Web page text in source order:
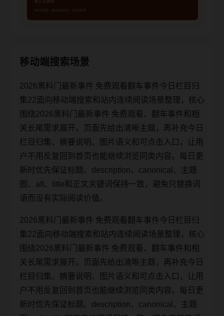
移动端搜索场景
2026黑料门最新事件 免费观看翻车事件今日栏目归
集22面向移动端搜索和站内连续阅读场景整理，核心
围绕2026黑料门最新事件 免费观看、翻车事件和相
关长尾需求展开。页面先给出清晰主题，再补充今日
栏目归集、摘要说明、图片语义和可点击入口，让用
户不用反复回到首页也能继续浏览同类内容。每日更
新时优先保证标题、description、canonical、主题
图、alt、title和正文关键词保持一致，避免只替换词
语而没有实际阅读价值。
2026黑料门最新事件 免费观看翻车事件今日栏目归
集22面向移动端搜索和站内连续阅读场景整理，核心
围绕2026黑料门最新事件 免费观看、翻车事件和相
关长尾需求展开。页面先给出清晰主题，再补充今日
栏目归集、摘要说明、图片语义和可点击入口，让用
户不用反复回到首页也能继续浏览同类内容。每日更
新时优先保证标题、description、canonical、主题